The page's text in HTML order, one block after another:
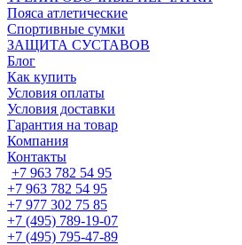
Пояса атлетические
Спортивные сумки
ЗАЩИТА СУСТАВОВ
Блог
Как купить
Условия оплаты
Условия доставки
Гарантия на товар
Компания
Контакты
+7 963 782 54 95
+7 963 782 54 95
+7 977 302 75 85
+7 (495) 789-19-07
+7 (495) 795-47-89